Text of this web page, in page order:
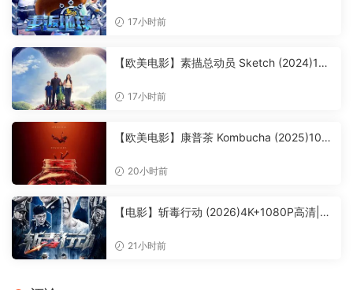
机？又名: 熊出没大电影8|熊出没·重返地球|
17小时前
【欧美电影】素描总动员 Sketch (2024)108
莉|喜剧 / 家庭 / 奇幻 / 冒险|又名: 怪奇宝贝|
17小时前
【欧美电影】康普茶 Kombucha (2025)108
剧 / 科幻 / 恐怖片|康普茶|夸克网盘资源
20小时前
【电影】斩毒行动 (2026)4K+1080P高清|张
警郭武壮烈牺牲，行动终获全胜。斩毒行动|
21小时前